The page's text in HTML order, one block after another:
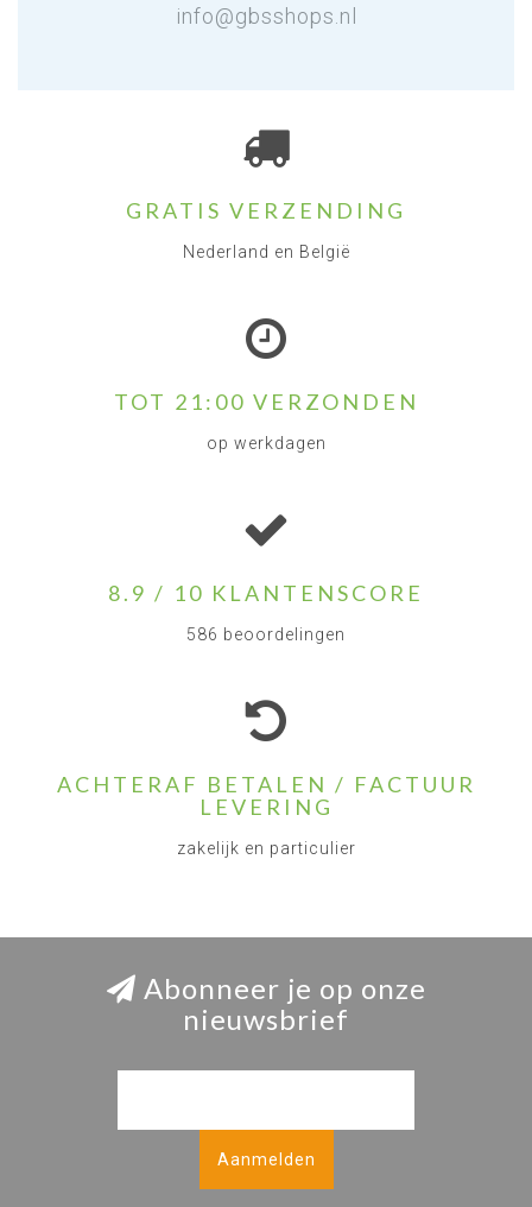
info@gbsshops.nl
GRATIS VERZENDING
Nederland en België
TOT 21:00 VERZONDEN
op werkdagen
8.9 / 10 KLANTENSCORE
586 beoordelingen
ACHTERAF BETALEN / FACTUUR
LEVERING
zakelijk en particulier
Abonneer je op onze
nieuwsbrief
Aanmelden